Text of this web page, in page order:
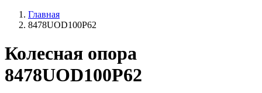
Главная
8478UOD100P62
Колесная опора
8478UOD100P62